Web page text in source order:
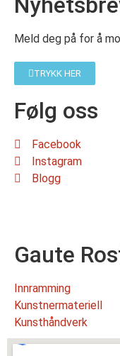
Meld deg på for å
TRYKK HER
Følg oss
Facebook
Instagram
Blogg
Gaute
Innramming
Kunstnermateriell
Kunsthåndverk